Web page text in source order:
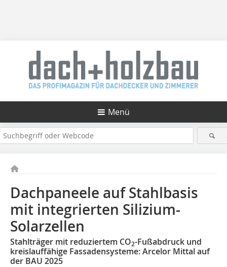
Menü
Dachpaneele auf Stahlbasis
mit integrierten Silizium-
Solarzellen
Stahlträger mit reduziertem CO2-Fußabdruck und
kreislauffähige Fassadensysteme: Arcelor Mittal auf
der BAU 2025